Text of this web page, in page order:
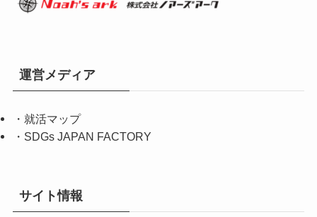
運営メディア
・ 就活マップ
・ SDGs JAPAN FACTORY
サイト情報